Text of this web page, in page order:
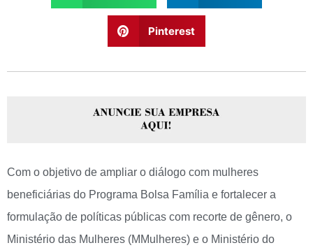
Pinterest
Com o objetivo de ampliar o diálogo com mulheres
beneficiárias do Programa Bolsa Família e fortalecer a
formulação de políticas públicas com recorte de gênero, o
Ministério das Mulheres (MMulheres) e o Ministério do